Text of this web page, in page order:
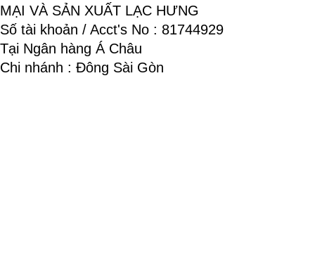
MẠI VÀ SẢN XUẤT LẠC HƯNG
Số tài khoản / Acct's No : 81744929
Tại Ngân hàng Á Châu
Chi nhánh : Đông Sài Gòn